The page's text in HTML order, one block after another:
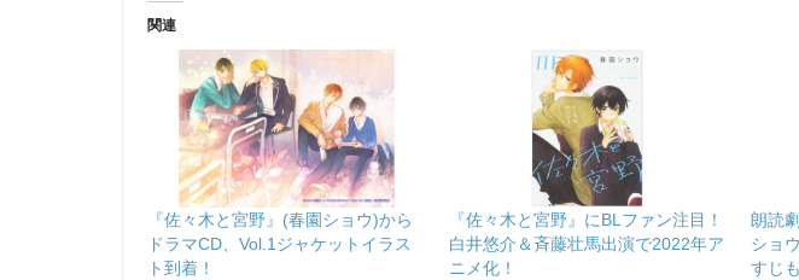
関連
『佐々木と宮野』(春園ショウ)から
ドラマCD、Vol.1ジャケットイラス
ト到着！
『佐々木と宮野』にBLファン注目！
白井悠介＆斉藤壮馬出演で2022年ア
ニメ化！
朗読
ショ
すじ